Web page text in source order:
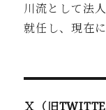
川流として法
就任し、現在に
Ｘ（旧